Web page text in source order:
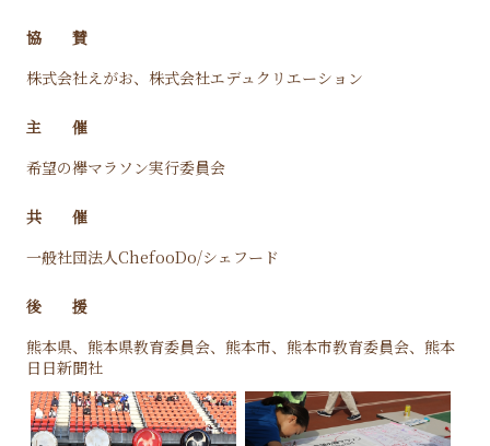
協 賛
株式会社えがお、株式会社エデュクリエーション
主 催
希望の襷マラソン実行委員会
共 催
一般社団法人ChefooDo/シェフード
後 援
熊本県、熊本県教育委員会、熊本市、熊本市教育委員会、熊本
日日新聞社